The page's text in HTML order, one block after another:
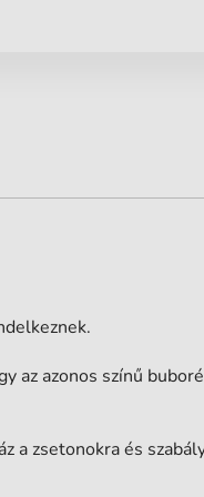
az azonos színű
a zsetonokra és